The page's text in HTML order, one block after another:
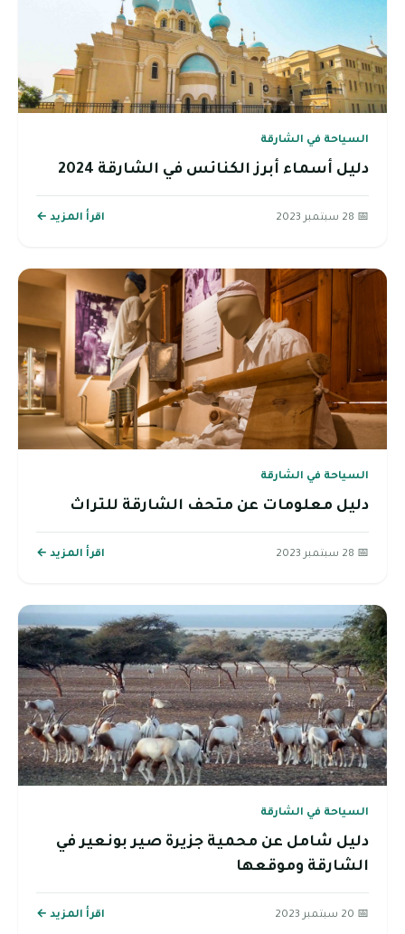
السياحة في الشارقة
دليل أسماء أبرز الكنائس في الشارقة 2024
📅 28 سبتمبر 2023 اقرأ المزيد ←
السياحة في الشارقة
دليل معلومات عن متحف الشارقة للتراث
📅 28 سبتمبر 2023 اقرأ المزيد ←
السياحة في الشارقة
دليل شامل عن محمية جزيرة صير بونعير في
الشارقة وموقعها
📅 20 سبتمبر 2023 اقرأ المزيد ←